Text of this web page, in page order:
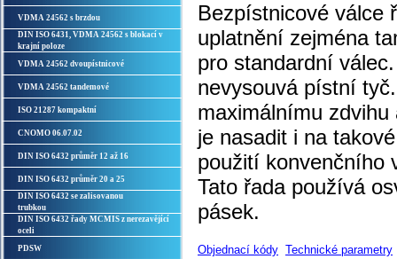
VDMA 24562 s brzdou
DIN ISO 6431, VDMA 24562 s blokací v
krajní poloze
VDMA 24562 dvoupístnicové
VDMA 24562 tandemové
ISO 21287 kompaktní
CNOMO 06.07.02
DIN ISO 6432 průměr 12 až 16
DIN ISO 6432 průměr 20 a 25
DIN ISO 6432 se zalisovanou
trubkou
DIN ISO 6432 řady MCMIS z nerezavějící
oceli
PDSW
Bezpístnicové válce
uplatnění zejména
pro standardní
nevysouvá pístní
maximálnímu
je nasadit i na
použití konvenčního
Tato řada používá
pásek.
Objednací kódy Technické parametry